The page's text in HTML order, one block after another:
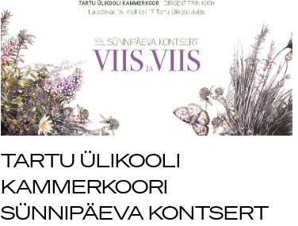
TARTU ÜLIKOOLI
KAMMERKOORI
SÜNNIPÄEVA KONTSERT